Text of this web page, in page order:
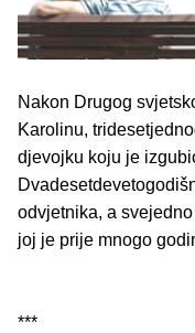
Nakon Drugog
Karolinu,
djevojku koju je
odvjetnika, a
joj je prije mnogo
***